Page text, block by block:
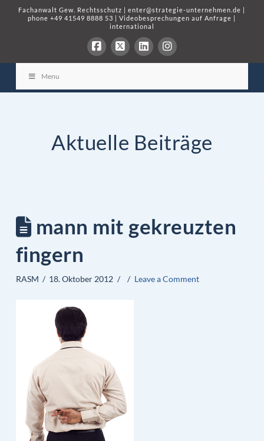
Fachanwalt Gew. Rechtsschutz |enter@strategie-unternehmen.de |
phone+49 41549 8888 53 |Videobesprechungen auf Anfrage |
international
Menu
Aktuelle Beiträge
mann mit gekreuzten
fingern
RASM 18. Oktober 2012 Leave a Comment